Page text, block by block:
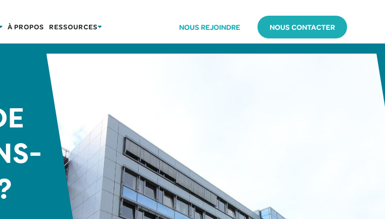
À PROPOS RESSOURCES NOUS REJOINDRE NOUS CONTACTER